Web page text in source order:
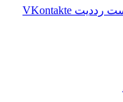
‫رددیت ‫VKontakte